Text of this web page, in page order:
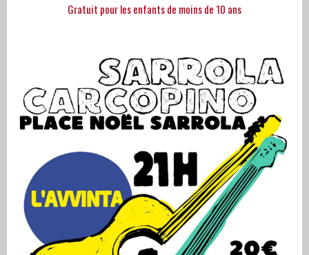
Gratuit pour les enfants de moins de 10 ans